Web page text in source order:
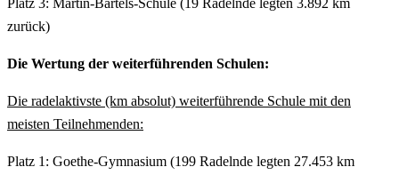
zurück)
Die Wertung der weiterführenden Schulen:
Die radelaktivste (km absolut) weiterführende Schule mit den
meisten Teilnehmenden:
Platz 1: Goethe-Gymnasium (199 Radelnde legten 27.453 km